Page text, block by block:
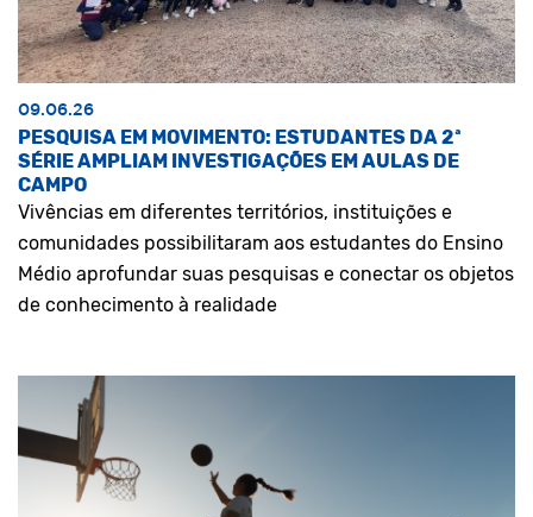
09.06.26
PESQUISA EM MOVIMENTO: ESTUDANTES DA 2ª
SÉRIE AMPLIAM INVESTIGAÇÕES EM AULAS DE
CAMPO
Vivências em diferentes territórios, instituições e
comunidades possibilitaram aos estudantes do Ensino
Médio aprofundar suas pesquisas e conectar os objetos
de conhecimento à realidade